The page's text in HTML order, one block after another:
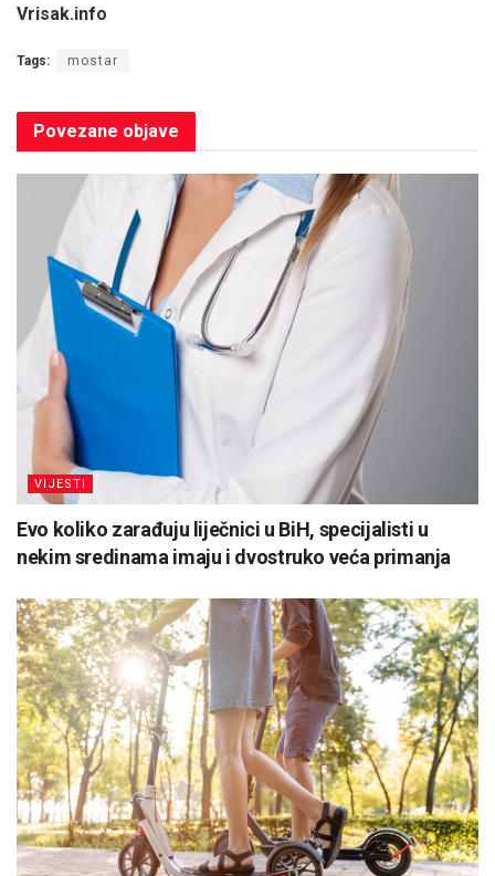
Vrisak.info
Tags: mostar
Povezane objave
VIJESTI
Evo koliko zarađuju liječnici u BiH, specijalisti u
nekim sredinama imaju i dvostruko veća primanja